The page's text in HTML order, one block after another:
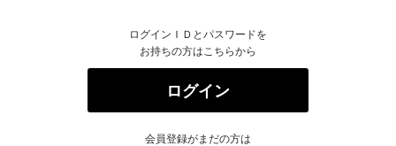
ログインＩＤとパスワードを
お持ちの方はこちらから
ログイン
会員登録がまだの方は